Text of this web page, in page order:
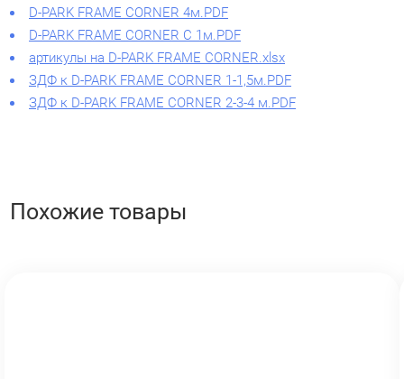
D-PARK FRAME CORNER 4м.PDF
D-PARK FRAME CORNER C 1м.PDF
артикулы на D-PARK FRAME CORNER.xlsx
ЗДФ к D-PARK FRAME CORNER 1-1,5м.PDF
ЗДФ к D-PARK FRAME CORNER 2-3-4 м.PDF
Похожие товары